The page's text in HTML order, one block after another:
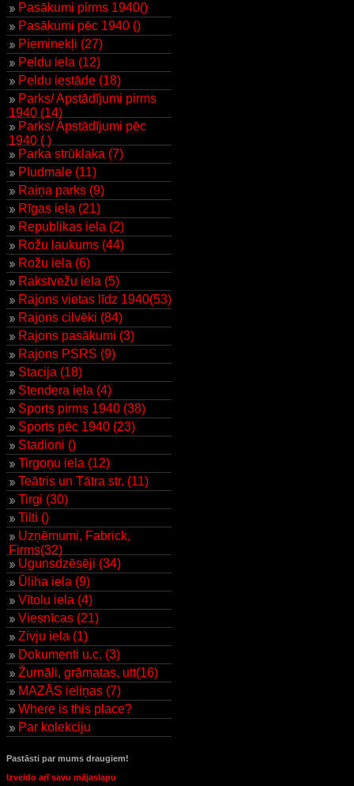
Pasākumi pirms 1940()
Pasākumi pēc 1940 ()
Pieminekļi (27)
Peldu iela (12)
Peldu iestāde (18)
Parks/ Apstādījumi pirms
1940 (14)
Parks/ Apstādījumi pēc
1940 ( )
Parka strūklaka (7)
Pludmale (11)
Raiņa parks (9)
Rīgas iela (21)
Republikas iela (2)
Rožu laukums (44)
Rožu iela (6)
Rakstvežu iela (5)
Rajons vietas līdz 1940(53)
Rajons cilvēki (84)
Rajons pasākumi (3)
Rajons PSRS (9)
Stacija (18)
Stendera iela (4)
Sports pirms 1940 (38)
Sports pēc 1940 (23)
Stadioni ()
Tirgoņu iela (12)
Teātris un Tātra str. (11)
Tirgi (30)
Tilti ()
Uzņēmumi, Fabrick,
Firms(32)
Ugunsdzēsēji (34)
Ūliha iela (9)
Vītolu iela (4)
Viesnīcas (21)
Zivju iela (1)
Dokumenti u.c. (3)
Žurnāli, grāmatas, utt(16)
MAZĀS ieliņas (7)
Where is this place?
Par kolekciju
Pastāsti par mums draugiem!
Izveido arī savu mājaslapu